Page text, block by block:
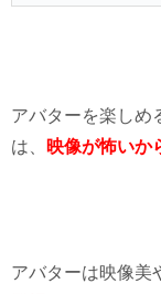
アバターを楽しめ
は、
映像が怖いか
アバターは映像美